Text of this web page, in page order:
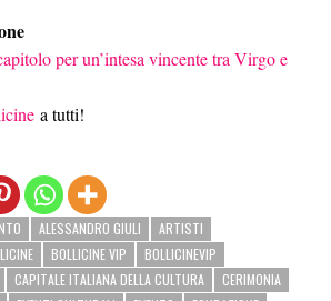
per un’intesa vincente tra Virgo e
a tutti!
ALESSANDRO GIULI
ARTISTI
BOLLICINE VIP
BOLLICINEVIP
CAPITALE ITALIANA DELLA CULTURA
CERIMONIA